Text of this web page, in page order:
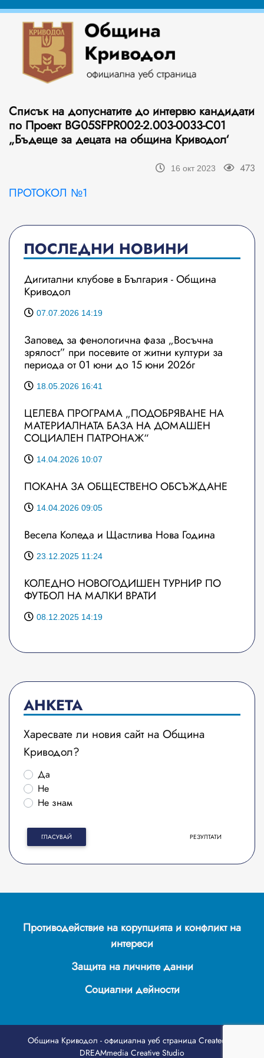
Списък на допуснатите до интервю кандидати
по Проект BG05SFPR002-2.003-0033-C01
„Бъдеще за децата на община Криводол‘
16 окт 2023 473
ПРОТОКОЛ №1
ПОСЛЕДНИ НОВИНИ
Дигитални клубове в България - Община
Криводол
07.07.2026 14:19
Заповед за фенологична фаза „Восъчна
зрялост” при посевите от житни култури за
периода от 01 юни до 15 юни 2026г
18.05.2026 16:41
ЦЕЛЕВА ПРОГРАМА „ПОДОБРЯВАНЕ НА
МАТЕРИАЛНАТА БАЗА НА ДОМАШЕН
СОЦИАЛЕН ПАТРОНАЖ“
14.04.2026 10:07
ПОКАНА ЗА ОБЩЕСТВЕНО ОБСЪЖДАНЕ
14.04.2026 09:05
Весела Коледа и Щастлива Нова Година
23.12.2025 11:24
КОЛЕДНО НОВОГОДИШЕН ТУРНИР ПО
ФУТБОЛ НА МАЛКИ ВРАТИ
08.12.2025 14:19
АНКЕТА
Харесвате ли новия сайт на Община
Криводол?
Да
Не
Не знам
ГЛАСУВАЙ РЕЗУЛТАТИ
Противодействие на корупцията и конфликт на
интереси
Защита на личните данни
Социални дейности
Община Криводол - официална уеб страница Created by
DREAMmedia Creative Studio